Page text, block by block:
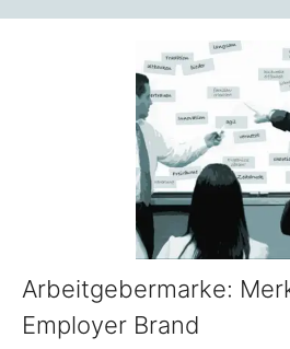
Arbeitgebermarke:
Employer Brand